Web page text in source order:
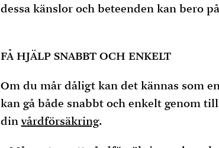
dessa känslor och beteenden kan bero
FÅ HJÄLP SNABBT OCH ENKELT
Om du mår dåligt kan det kännas som
kan gå både snabbt och enkelt genom
dinvårdförsäkring.